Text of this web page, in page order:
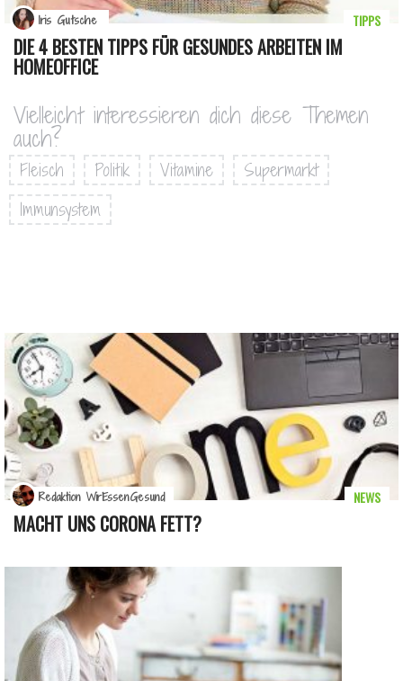
DIE 4 BESTEN TIPPS FÜR GESUNDES ARBEITEN IM
HOMEOFFICE
TIPPS
Iris Gutsche
Vielleicht interessieren dich diese Themen
auch?
Fleisch Politik Vitamine
Supermarkt
Immunsystem
MACHT UNS CORONA FETT?
NEWS
Redaktion WirEssenGesund